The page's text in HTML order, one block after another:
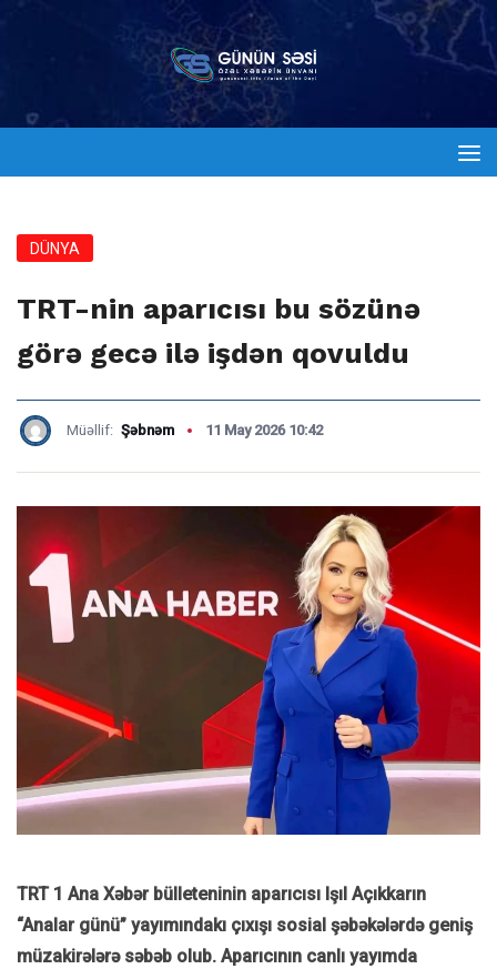
DÜNYA
TRT-nin aparıcısı bu sözünə
görə gecə ilə işdən qovuldu
Müəllif: Şəbnəm 11 May 2026 10:42
TRT 1 Ana Xəbər bülleteninin aparıcısı Işıl Açıkkarın
“Analar günü” yayımındakı çıxışı sosial şəbəkələrdə geniş
müzakirələrə səbəb olub. Aparıcının canlı yayımda